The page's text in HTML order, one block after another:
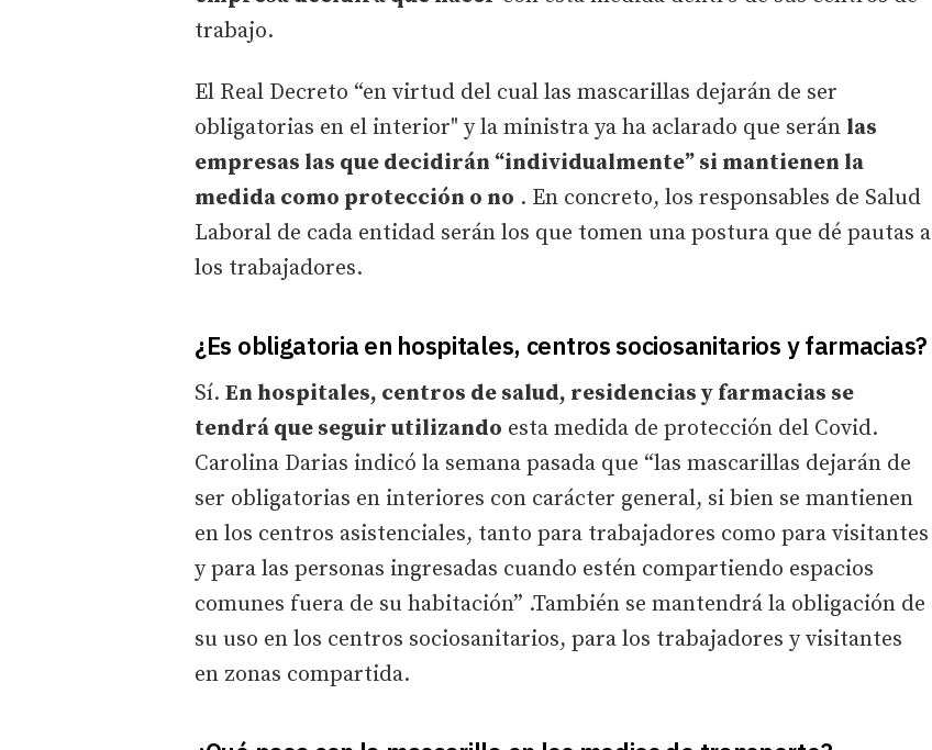
trabajo.
El Real Decreto “en virtud del cual las mascarillas dejarán de ser
obligatorias en el interior" y la ministra ya ha aclarado que serán las
empresas las que decidirán “individualmente” si mantienen la
medida como protección o no . En concreto, los responsables de Salud
Laboral de cada entidad serán los que tomen una postura que dé pautas a
los trabajadores.
¿Es obligatoria en hospitales, centros sociosanitarios y farmacias?
Sí. En hospitales, centros de salud, residencias y farmacias se
tendrá que seguir utilizando esta medida de protección del Covid.
Carolina Darias indicó la semana pasada que “las mascarillas dejarán de
ser obligatorias en interiores con carácter general, si bien se mantienen
en los centros asistenciales, tanto para trabajadores como para visitantes
y para las personas ingresadas cuando estén compartiendo espacios
comunes fuera de su habitación” .También se mantendrá la obligación de
su uso en los centros sociosanitarios, para los trabajadores y visitantes
en zonas compartida.